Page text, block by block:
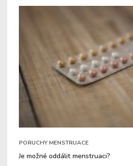
PORUCHY MENSTRUACE
Je možné oddálit menstruaci?